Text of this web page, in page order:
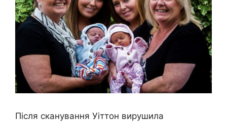
Після сканування Уіттон вирушила